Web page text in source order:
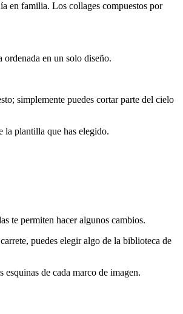
en familia. Los collages compuestos por
en un solo diseño.
simplemente puedes cortar parte del cielo
la plantilla que has elegido.
te permiten hacer algunos cambios.
puedes elegir algo de la biblioteca de
de cada marco de imagen.